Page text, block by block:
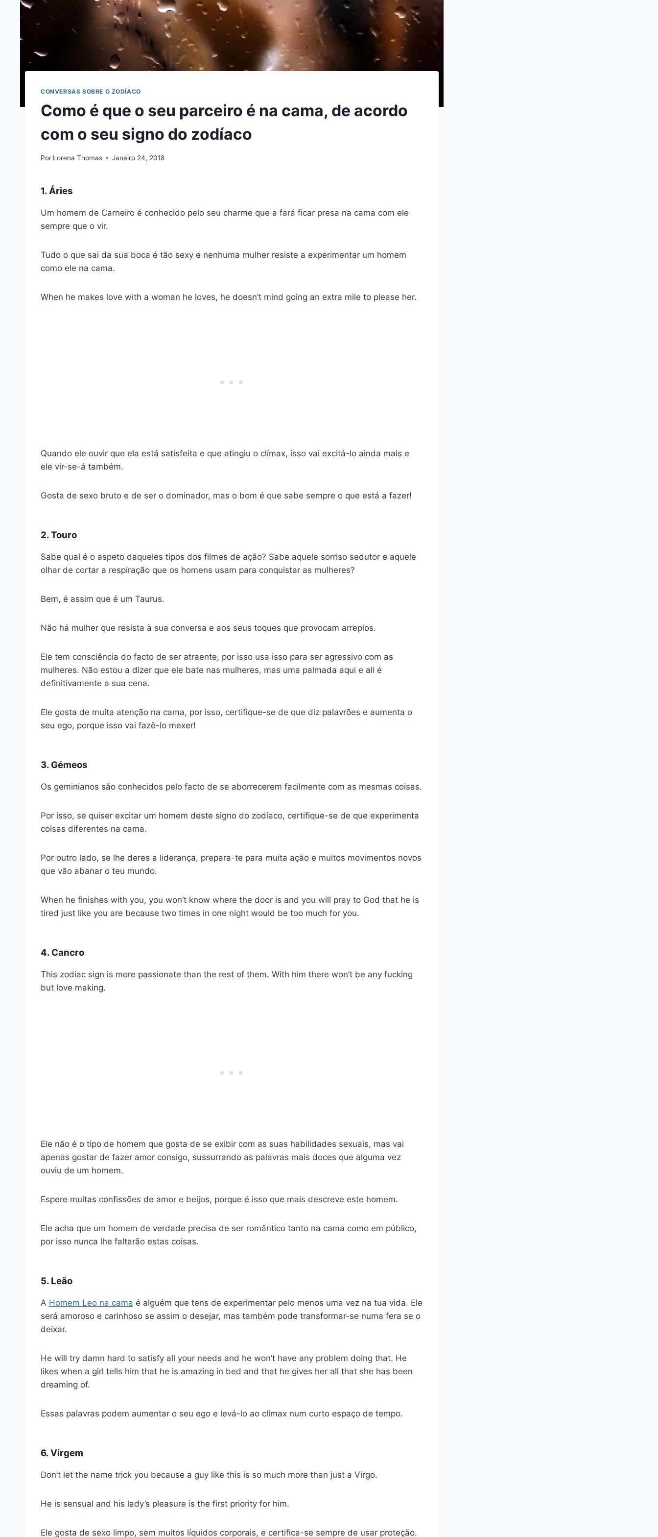
CONVERSAS SOBRE O ZODÍACO
Como é que o seu parceiro é na cama, de acordo
com o seu signo do zodíaco
Por Lorena Thomas Janeiro 24, 2018
1. Áries
Um homem de Carneiro é conhecido pelo seu charme que a fará ficar presa na cama com ele
sempre que o vir.
Tudo o que sai da sua boca é tão sexy e nenhuma mulher resiste a experimentar um homem
como ele na cama.
When he makes love with a woman he loves, he doesn’t mind going an extra mile to please her.
Quando ele ouvir que ela está satisfeita e que atingiu o clímax, isso vai excitá-lo ainda mais e
ele vir-se-á também.
Gosta de sexo bruto e de ser o dominador, mas o bom é que sabe sempre o que está a fazer!
2. Touro
Sabe qual é o aspeto daqueles tipos dos filmes de ação? Sabe aquele sorriso sedutor e aquele
olhar de cortar a respiração que os homens usam para conquistar as mulheres?
Bem, é assim que é um Taurus.
Não há mulher que resista à sua conversa e aos seus toques que provocam arrepios.
Ele tem consciência do facto de ser atraente, por isso usa isso para ser agressivo com as
mulheres. Não estou a dizer que ele bate nas mulheres, mas uma palmada aqui e ali é
definitivamente a sua cena.
Ele gosta de muita atenção na cama, por isso, certifique-se de que diz palavrões e aumenta o
seu ego, porque isso vai fazê-lo mexer!
3. Gémeos
Os geminianos são conhecidos pelo facto de se aborrecerem facilmente com as mesmas coisas.
Por isso, se quiser excitar um homem deste signo do zodíaco, certifique-se de que experimenta
coisas diferentes na cama.
Por outro lado, se lhe deres a liderança, prepara-te para muita ação e muitos movimentos novos
que vão abanar o teu mundo.
When he finishes with you, you won’t know where the door is and you will pray to God that he is
tired just like you are because two times in one night would be too much for you.
4. Cancro
This zodiac sign is more passionate than the rest of them. With him there won’t be any fucking
but love making.
Ele não é o tipo de homem que gosta de se exibir com as suas habilidades sexuais, mas vai
apenas gostar de fazer amor consigo, sussurrando as palavras mais doces que alguma vez
ouviu de um homem.
Espere muitas confissões de amor e beijos, porque é isso que mais descreve este homem.
Ele acha que um homem de verdade precisa de ser romântico tanto na cama como em público,
por isso nunca lhe faltarão estas coisas.
5. Leão
A Homem Leo na cama é alguém que tens de experimentar pelo menos uma vez na tua vida. Ele
será amoroso e carinhoso se assim o desejar, mas também pode transformar-se numa fera se o
deixar.
He will try damn hard to satisfy all your needs and he won’t have any problem doing that. He
likes when a girl tells him that he is amazing in bed and that he gives her all that she has been
dreaming of.
Essas palavras podem aumentar o seu ego e levá-lo ao clímax num curto espaço de tempo.
6. Virgem
Don’t let the name trick you because a guy like this is so much more than just a Virgo.
He is sensual and his lady’s pleasure is the first priority for him.
Ele gosta de sexo limpo, sem muitos líquidos corporais, e certifica-se sempre de usar proteção.